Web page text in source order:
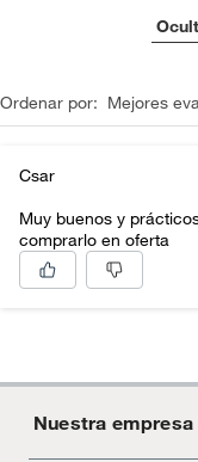
Ordenar por: Mejores
Csar
Muy buenos y
comprarlo en oferta
Nuestra empresa